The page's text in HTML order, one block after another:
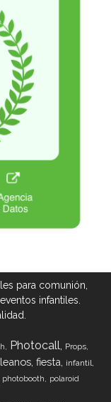
para comunión,
infantiles.
Photocall Props
fiesta infantil
photobooth polaroid